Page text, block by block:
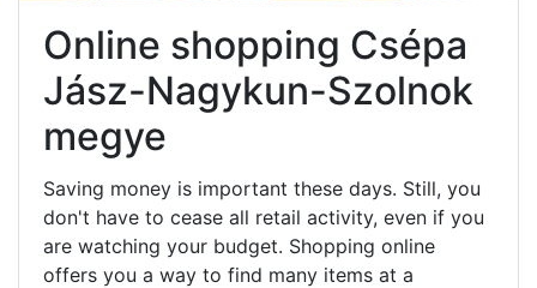
Online shopping Csépa
Jász-Nagykun-Szolnok
megye
Saving money is important these days. Still, you
don't have to cease all retail activity, even if you
are watching your budget. Shopping online
offers you a way to find many items at a